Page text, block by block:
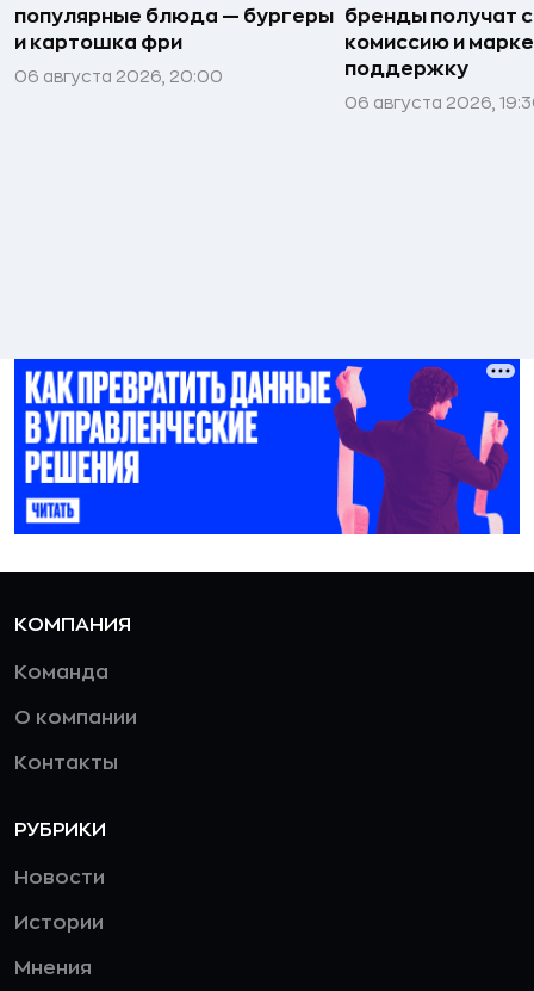
популярные блюда — бургеры
и картошка фри
06 августа 2026, 20:00
бренды получат
комиссию и
поддержку
06 августа 2026,
КОМПАНИЯ
Команда
О компании
Контакты
РУБРИКИ
Новости
Истории
Мнения